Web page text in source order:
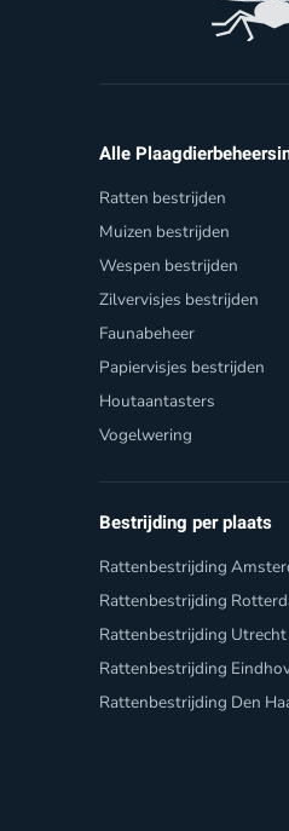
Alle
Ratten bestrijden
Muizen bestrijden
Wespen bestrijden
Zilvervisjes bestrijden
Faunabeheer
Papiervisjes bestrijden
Houtaantasters
Vogelwering
Bestrijding per plaats
Rattenbestrijding
Rattenbestrijding
Rattenbestrijding Utrecht
Rattenbestrijding
Rattenbestrijding Den